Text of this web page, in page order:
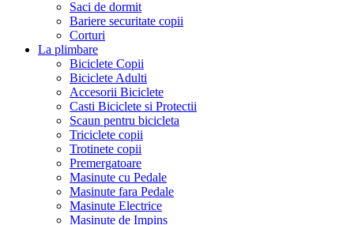
Saci de dormit
Bariere securitate copii
Corturi
La plimbare
Biciclete Copii
Biciclete Adulti
Accesorii Biciclete
Casti Biciclete si Protectii
Scaun pentru bicicleta
Triciclete copii
Trotinete copii
Premergatoare
Masinute cu Pedale
Masinute fara Pedale
Masinute Electrice
Masinute de Impins